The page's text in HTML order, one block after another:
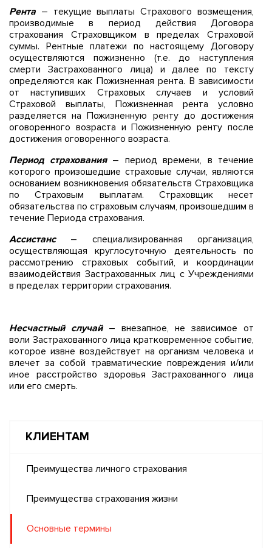
Рента – текущие выплаты Страхового возмещения,
производимые в период действия Договора
страхования Страховщиком в пределах Страховой
суммы. Рентные платежи по настоящему Договору
осуществляются пожизненно (т.е. до наступления
смерти Застрахованного лица) и далее по тексту
определяются как Пожизненная рента. В зависимости
от наступивших Страховых случаев и условий
Страховой выплаты, Пожизненная рента условно
разделяется на Пожизненную ренту до достижения
оговоренного возраста и Пожизненную ренту после
достижения оговоренного возраста.
Период страхования– период времени, в течение
которого произошедшие страховые случаи, являются
основанием возникновения обязательств Страховщика
по Страховым выплатам. Страховщик несет
обязательства по страховым случаям, произошедшим в
течение Периода страхования.
Ассистанс– специализированная организация,
осуществляющая круглосуточную деятельность по
рассмотрению страховых событий, и координации
взаимодействия Застрахованных лиц с Учреждениями
в пределах территории страхования.
Несчастный случай – внезапное, не зависимое от
воли Застрахованного лица кратковременное событие,
которое извне воздействует на организм человека и
влечет за собой травматические повреждения и/или
иное расстройство здоровья Застрахованного лица
или его смерть.
КЛИЕНТАМ
Преимущества личного страхования
Преимущества страхования жизни
Основные термины